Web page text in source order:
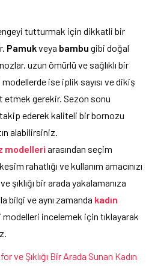
tutturmak için dikkatli bir
Pamukveya bambu gibi doğal
uzun ömürlü ve sağlıklı bir
ise iplik sayısı ve dikiş
gerekir. Sezon sonu
ederek kaliteli bir bornozu
alabilirsiniz.
modelleri arasından seçim
rahatlığı ve kullanım amacınızı
şıklığı bir arada yakalamanıza
bilgi ve aynı zamanda kadın
incelemek için tıklayarak
ve Şıklığı Bir Arada Sunan Kadın